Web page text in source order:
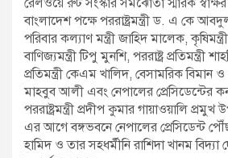
রেলওয়ে রুট সংস্কার সমঝোতা স্মারক
বাংলাদেশ পক্ষে পররাষ্ট্রমন্ত্রী ড. এ কে
পরিবার কল্যাণ মন্ত্রী জাহিদ মালেক,
বাণিজ্যমন্ত্রী টিপু মুনশি, পররাষ্ট্র প্রতিমন্ত্রী
প্রতিমন্ত্রী কেএম খালিদ, বেসামরিক বিমান ও
মাহবুব আলী এবং নেপালের প্রেসিডেন্টের
পররাষ্ট্রমন্ত্রী প্রদীপ কুমার গায়াওয়ালি প্রমুখ
এর আগে বঙ্গভবনে নেপালের প্রেসিডেন্ট
হামিদ ও তার সহধর্মীনি রাশিদা খানম বিদ্যা